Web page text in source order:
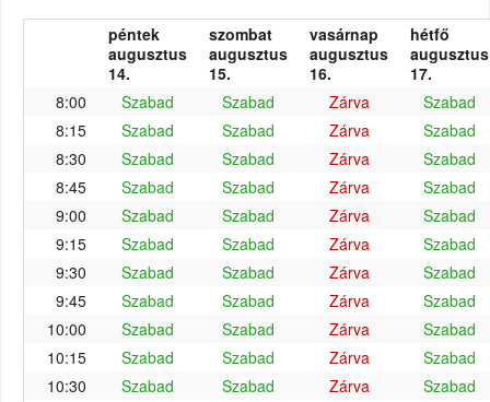
péntek
augusztus
14.
szombat
augusztus
15.
vasárnap
augusztus
16.
hétfő
augusztus
17.
8:00
Szabad Szabad Zárva
Szabad
8:15
Szabad Szabad Zárva
Szabad
8:30
Szabad Szabad Zárva
Szabad
8:45
Szabad Szabad Zárva
Szabad
9:00
Szabad Szabad Zárva
Szabad
9:15
Szabad Szabad Zárva
Szabad
9:30
Szabad Szabad Zárva
Szabad
9:45
Szabad Szabad Zárva
Szabad
10:00
Szabad Szabad Zárva
Szabad
10:15
Szabad Szabad Zárva
Szabad
10:30
Szabad Szabad Zárva
Szabad